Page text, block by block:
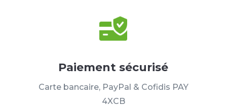
Paiement sécurisé
Carte bancaire, PayPal & Cofidis PAY
4XCB